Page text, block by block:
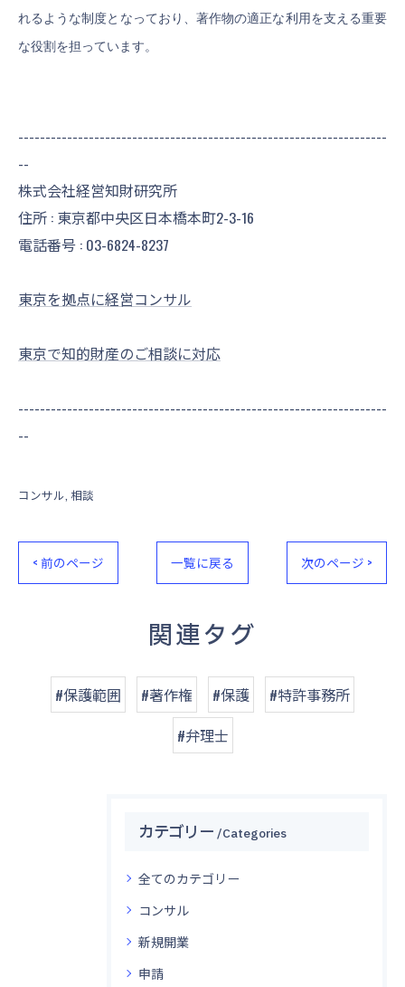
れるような制度となっており、著作物の適正な利用を支える重要
な役割を担っています。
--------------------------------------------------------------------
--
株式会社経営知財研究所
住所 : 東京都中央区日本橋本町2-3-16
電話番号 : 03-6824-8237
東京を拠点に経営コンサル
東京で知的財産のご相談に対応
--------------------------------------------------------------------
--
コンサル 相談
< 前のページ 一覧に戻る 次のページ >
関連タグ
#保護範囲 #著作権 #保護
#特許事務所
#弁理士
カテゴリー Categories
全てのカテゴリー
コンサル
新規開業
申請